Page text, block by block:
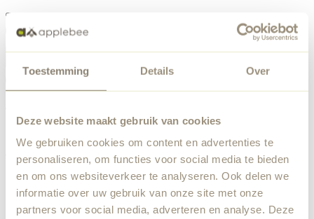
Toestemming Details Over
Deze website maakt gebruik van cookies
We gebruiken cookies om content en advertenties te
personaliseren, om functies voor social media te bieden
en om ons websiteverkeer te analyseren. Ook delen we
informatie over uw gebruik van onze site met onze
partners voor social media, adverteren en analyse. Deze
Something went wrong
been notified.
Back to home